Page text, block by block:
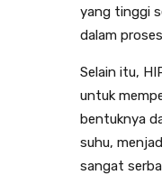
yang tinggi
dalam
Selain itu,
untuk
bentuknya
suhu,
sangat